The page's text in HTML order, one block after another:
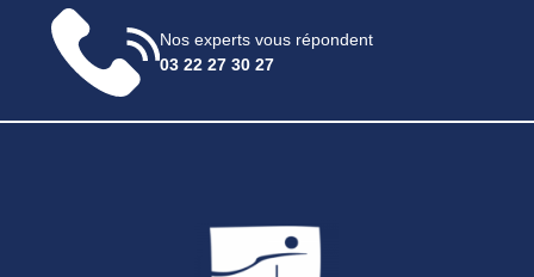
Nos experts vous répondent
03 22 27 30 27